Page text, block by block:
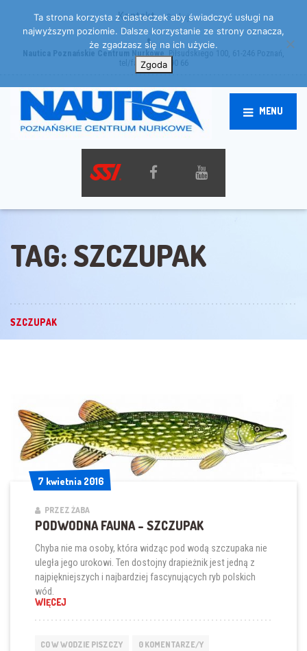
Kontakt Szukaj
Nautica Poznańskie Centrum Nurkowe , Piłsudskiego 100, 61-246 Poznań,
tel/fax: 61 872 90 66
MENU
TAG: SZCZUPAK
SZCZUPAK
7 kwietnia 2016
7 kwietnia 2016
PRZEZ ŻABA
PODWODNA FAUNA – SZCZUPAK
Chyba nie ma osoby, która widząc pod wodą szczupaka nie
uległa jego urokowi. Ten dostojny drapieżnik jest jedną z
najpiękniejszych i najbardziej fascynujących ryb polskich
wód.
WIĘCEJ„PODWODNA FAUNA – SZCZUPAK”
CO W WODZIE PISZCZY 0 KOMENTARZE/Y
Ta strona korzysta z ciasteczek aby świadczyć usługi na
najwyższym poziomie. Dalsze korzystanie ze strony oznacza,
że zgadzasz się na ich użycie.
Zgoda